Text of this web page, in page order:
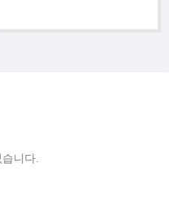
니다.